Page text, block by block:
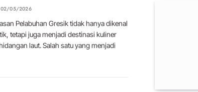
02/05/2026
Pelabuhan Gresik tidak hanya dikenal
tetapi juga menjadi destinasi kuliner
laut. Salah satu yang menjadi